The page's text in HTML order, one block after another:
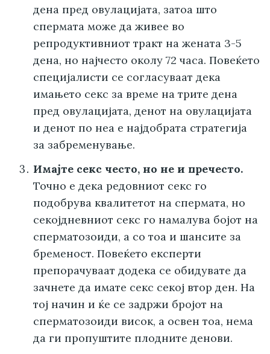
дена пред овулацијата, затоа што
спермата може да живее во
репродуктивниот тракт на жената 3-5
дена, но најчесто околу 72 часа. Повеќето
специјалисти се согласуваат дека
имањето секс за време на трите дена
пред овулацијата, денот на овулацијата
и денот по неа е најдобрата стратегија
за забременување.
Имајте секс често, но не и пречесто.
Точно е дека редовниот секс го
подобрува квалитетот на спермата, но
секојдневниот секс го намалува бојот на
сперматозоиди, а со тоа и шансите за
бременост. Повеќето експерти
препорачуваат додека се обидувате да
зачнете да имате секс секој втор ден. На
тој начин и ќе се задржи бројот на
сперматозоиди висок, а освен тоа, нема
да ги пропуштите плодните денови.